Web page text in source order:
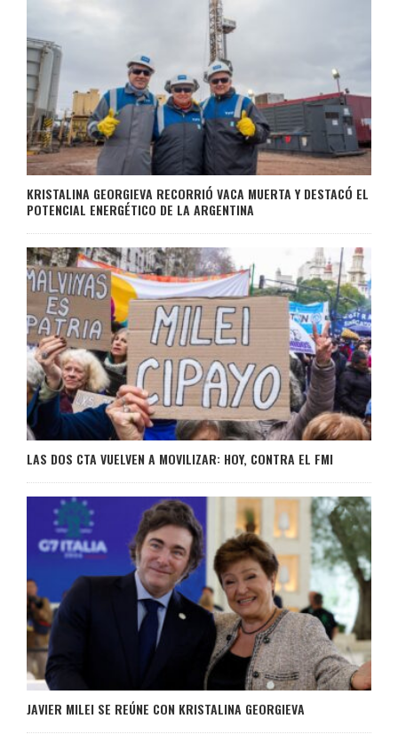
KRISTALINA GEORGIEVA RECORRIÓ VACA MUERTA Y DESTACÓ EL
POTENCIAL ENERGÉTICO DE LA ARGENTINA
LAS DOS CTA VUELVEN A MOVILIZAR: HOY, CONTRA EL FMI
JAVIER MILEI SE REÚNE CON KRISTALINA GEORGIEVA